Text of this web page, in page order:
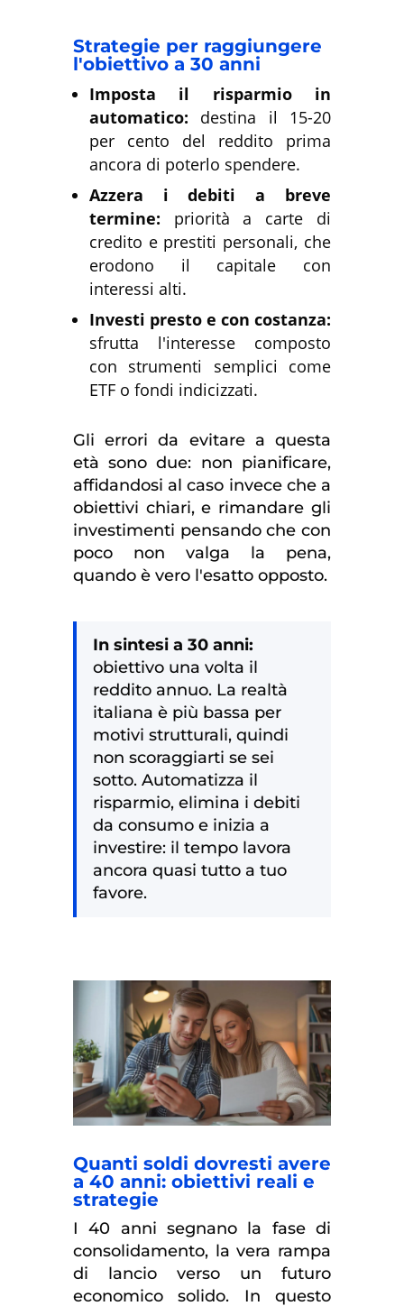
Strategie per raggiungere
l'obiettivo a 30 anni
Imposta il risparmio in
automatico: destina il 15-20
per cento del reddito prima
ancora di poterlo spendere.
Azzera i debiti a breve
termine: priorità a carte di
credito e prestiti personali, che
erodono il capitale con
interessi alti.
Investi presto e con costanza:
sfrutta l'interesse composto
con strumenti semplici come
ETF o fondi indicizzati.
Gli errori da evitare a questa
età sono due: non pianificare,
affidandosi al caso invece che a
obiettivi chiari, e rimandare gli
investimenti pensando che con
poco non valga la pena,
quando è vero l'esatto opposto.
In sintesi a 30 anni:
obiettivo una volta il
reddito annuo. La realtà
italiana è più bassa per
motivi strutturali, quindi
non scoraggiarti se sei
sotto. Automatizza il
risparmio, elimina i debiti
da consumo e inizia a
investire: il tempo lavora
ancora quasi tutto a tuo
favore.
Quanti soldi dovresti avere
a 40 anni: obiettivi reali e
strategie
I 40 anni segnano la fase di
consolidamento, la vera rampa
di lancio verso un futuro
economico solido. In questo